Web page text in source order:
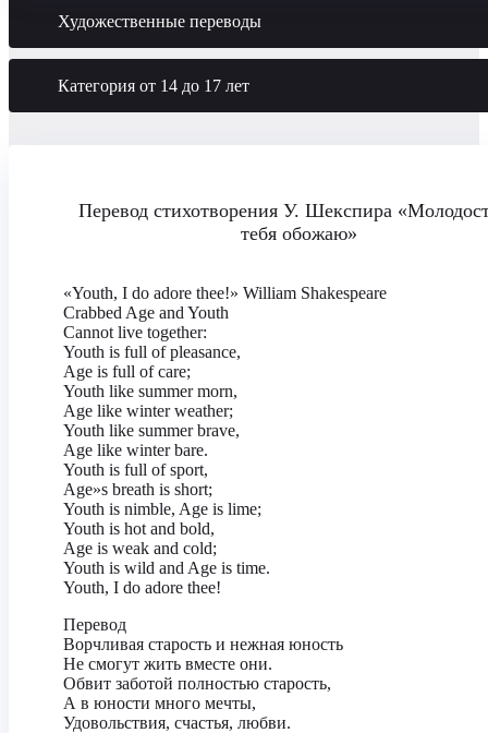
Художественные переводы
Категория от 14 до 17 лет
Перевод стихотворения У. Шекспира
тебя обожаю»
«Youth, I do adore thee!» William Shakespeare
Crabbed Age and Youth
Cannot live together:
Youth is full of pleasance,
Age is full of care;
Youth like summer morn,
Age like winter weather;
Youth like summer brave,
Age like winter bare.
Youth is full of sport,
Age»s breath is short;
Youth is nimble, Age is lime;
Youth is hot and bold,
Age is weak and cold;
Youth is wild and Age is time.
Youth, I do adore thee!
Перевод
Ворчливая старость и нежная юность
Не смогут жить вместе они.
Обвит заботой полностью старость,
А в юности много мечты,
Удовольствия, счастья, любви.